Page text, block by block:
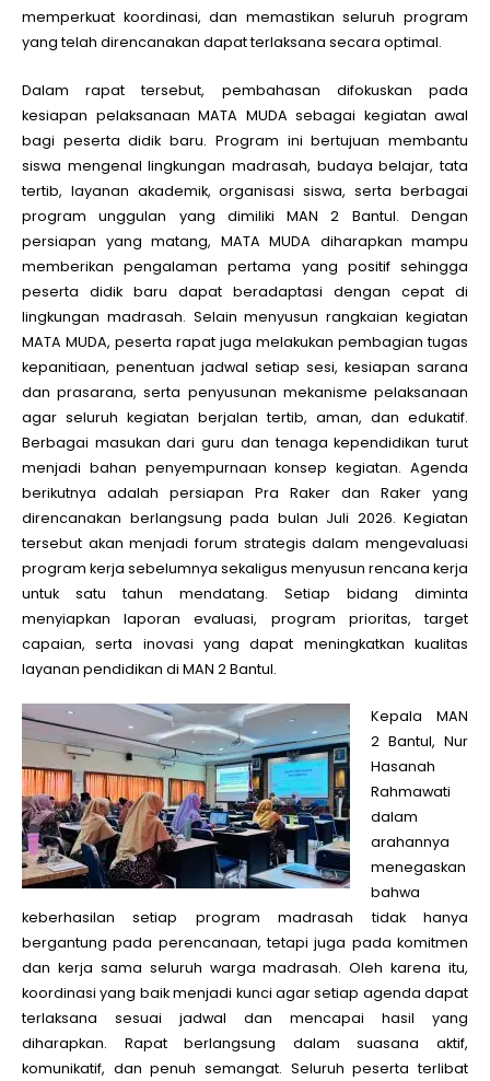
memperkuat koordinasi, dan memastikan seluruh program
yang telah direncanakan dapat terlaksana secara optimal.
Dalam rapat tersebut, pembahasan difokuskan pada
kesiapan pelaksanaan MATA MUDA sebagai kegiatan awal
bagi peserta didik baru. Program ini bertujuan membantu
siswa mengenal lingkungan madrasah, budaya belajar, tata
tertib, layanan akademik, organisasi siswa, serta berbagai
program unggulan yang dimiliki MAN 2 Bantul. Dengan
persiapan yang matang, MATA MUDA diharapkan mampu
memberikan pengalaman pertama yang positif sehingga
peserta didik baru dapat beradaptasi dengan cepat di
lingkungan madrasah. Selain menyusun rangkaian kegiatan
MATA MUDA, peserta rapat juga melakukan pembagian tugas
kepanitiaan, penentuan jadwal setiap sesi, kesiapan sarana
dan prasarana, serta penyusunan mekanisme pelaksanaan
agar seluruh kegiatan berjalan tertib, aman, dan edukatif.
Berbagai masukan dari guru dan tenaga kependidikan turut
menjadi bahan penyempurnaan konsep kegiatan. Agenda
berikutnya adalah persiapan Pra Raker dan Raker yang
direncanakan berlangsung pada bulan Juli 2026. Kegiatan
tersebut akan menjadi forum strategis dalam mengevaluasi
program kerja sebelumnya sekaligus menyusun rencana kerja
untuk satu tahun mendatang. Setiap bidang diminta
menyiapkan laporan evaluasi, program prioritas, target
capaian, serta inovasi yang dapat meningkatkan kualitas
layanan pendidikan di MAN 2 Bantul.
Kepala MAN
2 Bantul, Nur
Hasanah
Rahmawati
dalam
arahannya
menegaskan
bahwa
keberhasilan setiap program madrasah tidak hanya
bergantung pada perencanaan, tetapi juga pada komitmen
dan kerja sama seluruh warga madrasah. Oleh karena itu,
koordinasi yang baik menjadi kunci agar setiap agenda dapat
terlaksana sesuai jadwal dan mencapai hasil yang
diharapkan. Rapat berlangsung dalam suasana aktif,
komunikatif, dan penuh semangat. Seluruh peserta terlibat